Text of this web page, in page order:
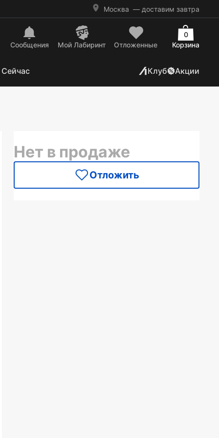
Москва — доставим завтра
Сообщения Mой Лабиринт Отложенные Корзина
0
Клуб Акции
Нет в продаже
Отложить